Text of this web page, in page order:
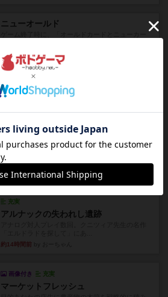
ニューオールド
約11時間前 by オグランド（Oguland）
ニューオールド
ボードゲームを1,000個以上持っているユーザー視
約11時間前by オグランド（Oguland）
デクリプト
プレイ感がしっかりしてるから、超ボードゲーム
やったなって感じ。パーティ...
約12時間前by ヒロ(新！ボードゲーム家族)
充実
アルナックの失われし遺跡
約14時間前
画像付き 充実
マーケットフレッシュ